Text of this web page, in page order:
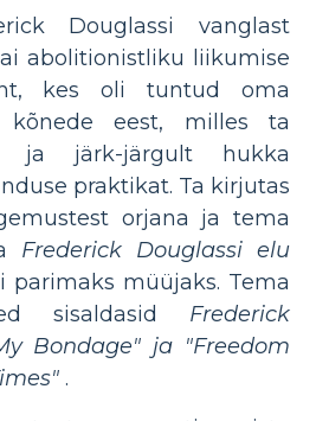
Douglassi vanglast
abolitionistliku liikumise
kes oli tuntud oma
kõnede eest, milles ta
ja järk-järgult hukka
praktikat. Ta kirjutas
orjana ja tema
Frederick Douglassi elu
parimaks müüjaks. Tema
sisaldasid Frederick
Bondage" ja "Freedom
.